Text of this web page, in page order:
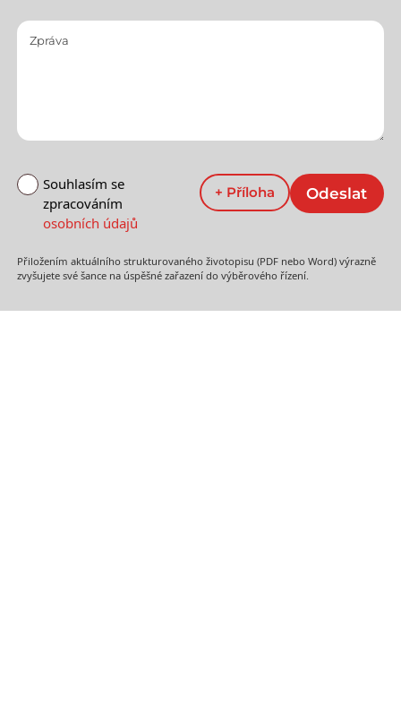
Souhlasím se
zpracováním
osobních údajů
Přiložením aktuálního strukturovaného životopisu (PDF nebo Word) výrazně
zvyšujete své šance na úspěšné zařazení do výběrového řízení.